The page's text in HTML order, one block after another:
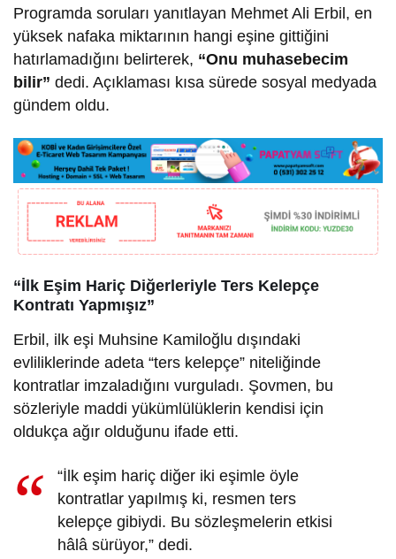
Programda soruları yanıtlayan Mehmet Ali Erbil, en
yüksek nafaka miktarının hangi eşine gittiğini
hatırlamadığını belirterek, “Onu muhasebecim
bilir” dedi. Açıklaması kısa sürede sosyal medyada
gündem oldu.
“İlk Eşim Hariç Diğerleriyle Ters Kelepçe
Kontratı Yapmışız”
Erbil, ilk eşi Muhsine Kamiloğlu dışındaki
evliliklerinde adeta “ters kelepçe” niteliğinde
kontratlar imzaladığını vurguladı. Şovmen, bu
sözleriyle maddi yükümlülüklerin kendisi için
oldukça ağır olduğunu ifade etti.
“İlk eşim hariç diğer iki eşimle öyle
kontratlar yapılmış ki, resmen ters
kelepçe gibiydi. Bu sözleşmelerin etkisi
hâlâ sürüyor,” dedi.